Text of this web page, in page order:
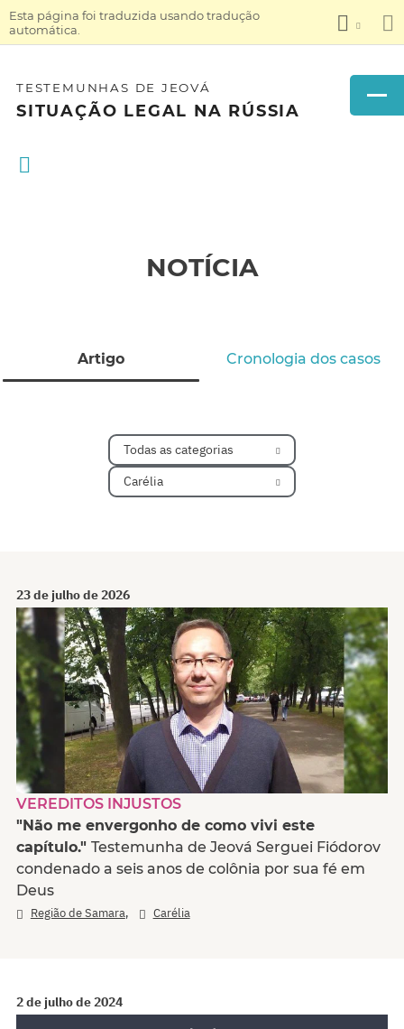
Esta página foi traduzida usando tradução
automática.
TESTEMUNHAS DE JEOVÁ
SITUAÇÃO LEGAL NA RÚSSIA
NOTÍCIA
Artigo Cronologia dos casos
Todas as categorias
Carélia
23 de julho de 2026
VEREDITOS INJUSTOS
"Não me envergonho de como vivi este
capítulo." Testemunha de Jeová Serguei Fiódorov
condenado a seis anos de colônia por sua fé em
Deus
Região de Samara, Carélia
2 de julho de 2024